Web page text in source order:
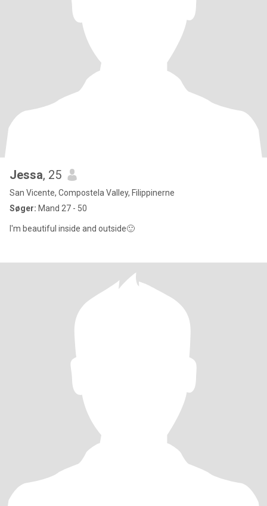
Jessa, 25
San Vicente, Compostela Valley, Filippinerne
Søger: Mand 27 - 50
I'm beautiful inside and outside🙂